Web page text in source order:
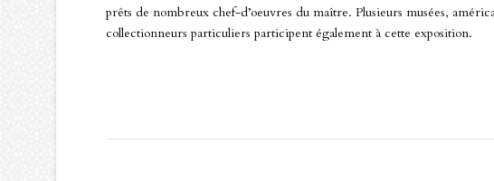
prêts de nombreux chef-d’oeuvres du maître. Plusieurs musées,
collectionneurs particuliers participent également à cette exposition.